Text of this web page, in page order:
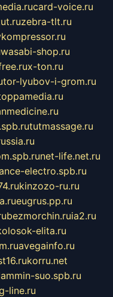
card-voice.ru
zebra-tlt.ru
wasabi-shop.ru
x-ton.ru
tor-lyubov-i-grom.ru
tutmassage.ru
net-life.net.ru
electro.spb.ru
kinzozo-ru.ru
eugrus.pp.ru
bezmorchin.ruia2.ru
elita.ru
avegainfo.ru
korru.net
suo.spb.ru
line.ru